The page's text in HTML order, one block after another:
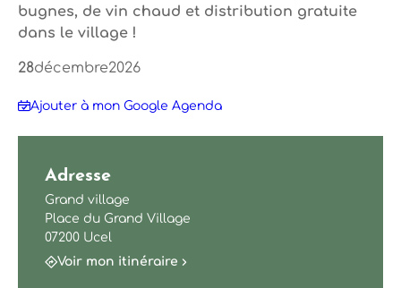
bugnes, de vin chaud et distribution gratuite
dans le village !
28décembre2026
Ajouter à mon Google Agenda
Adresse
Grand village
Place du Grand Village
07200 Ucel
Voir mon itinéraire